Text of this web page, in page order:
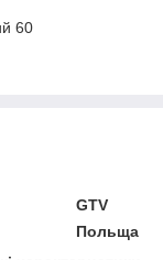
60
GTV
Польща